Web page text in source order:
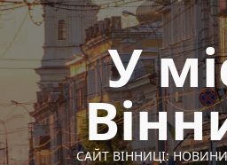
Перейти
до
вмісту
У
САЙТ ВІННИЦІ: